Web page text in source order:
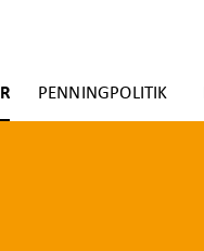
PENNINGPOLITIK